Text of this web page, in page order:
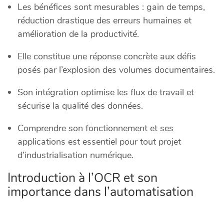
Les bénéfices sont mesurables : gain de temps,
réduction drastique des erreurs humaines et
amélioration de la productivité.
Elle constitue une réponse concrète aux défis
posés par l’explosion des volumes documentaires.
Son intégration optimise les flux de travail et
sécurise la qualité des données.
Comprendre son fonctionnement et ses
applications est essentiel pour tout projet
d’industrialisation numérique.
Introduction à l’OCR et son
importance dans l’automatisation